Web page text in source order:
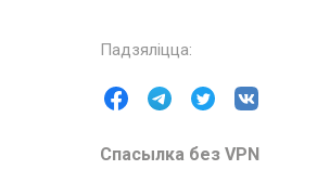
Спасылка без VPN